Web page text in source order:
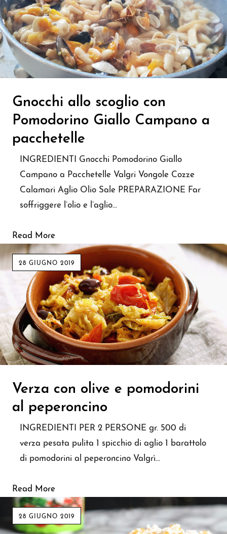
Gnocchi allo scoglio con
Pomodorino Giallo Campano a
pacchetelle
INGREDIENTI Gnocchi Pomodorino Giallo
Campano a Pacchetelle Valgri Vongole Cozze
Calamari Aglio Olio Sale PREPARAZIONE Far
soffriggere l’olio e l’aglio…
Read More
28 GIUGNO 2019
Verza con olive e pomodorini
al peperoncino
INGREDIENTI PER 2 PERSONE gr. 500 di
verza pesata pulita 1 spicchio di aglio 1 barattolo
di pomodorini al peperoncino Valgrì…
Read More
28 GIUGNO 2019